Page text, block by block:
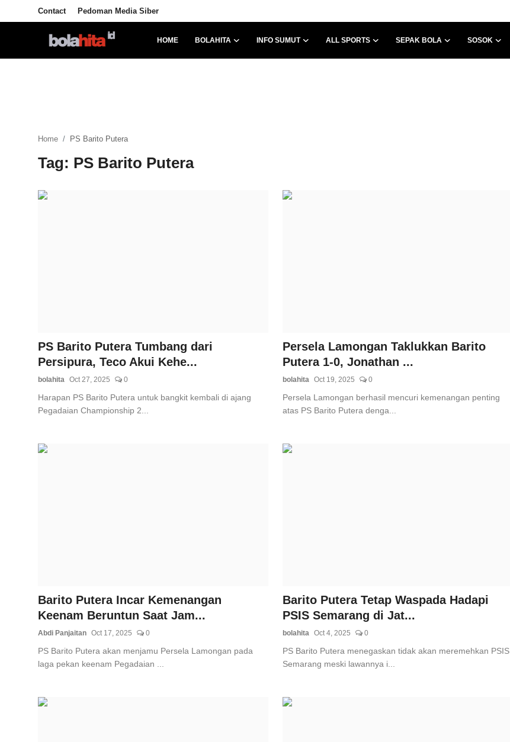
Contact Pedoman Media Siber
HOME BOLAHITA INFO SUMUT ALL SPORTS SEPAK BOLA SOSOK
Home PS Barito Putera
Tag: PS Barito Putera
PS Barito Putera Tumbang dari
Persipura, Teco Akui Kehe...
bolahita Oct 27, 2025 0
Harapan PS Barito Putera untuk bangkit kembali di ajang
Pegadaian Championship 2...
Persela Lamongan Taklukkan Barito
Putera 1-0, Jonathan ...
bolahita Oct 19, 2025 0
Persela Lamongan berhasil mencuri kemenangan penting
atas PS Barito Putera denga...
Barito Putera Incar Kemenangan
Keenam Beruntun Saat Jam...
Abdi Panjaitan Oct 17, 2025 0
PS Barito Putera akan menjamu Persela Lamongan pada
laga pekan keenam Pegadaian ...
Barito Putera Tetap Waspada Hadapi
PSIS Semarang di Jat...
bolahita Oct 4, 2025 0
PS Barito Putera menegaskan tidak akan meremehkan PSIS
Semarang meski lawannya i...